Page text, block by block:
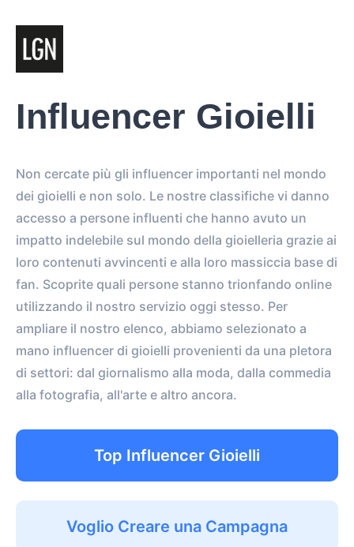
Influencer Gioielli
Non cercate più gli influencer importanti nel mondo
dei gioielli e non solo. Le nostre classifiche vi danno
accesso a persone influenti che hanno avuto un
impatto indelebile sul mondo della gioielleria grazie ai
loro contenuti avvincenti e alla loro massiccia base di
fan. Scoprite quali persone stanno trionfando online
utilizzando il nostro servizio oggi stesso. Per
ampliare il nostro elenco, abbiamo selezionato a
mano influencer di gioielli provenienti da una pletora
di settori: dal giornalismo alla moda, dalla commedia
alla fotografia, all'arte e altro ancora.
Top Influencer Gioielli
Voglio Creare una Campagna